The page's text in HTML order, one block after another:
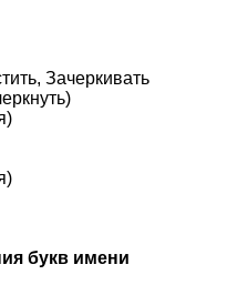
Зачеркивать
букв имени